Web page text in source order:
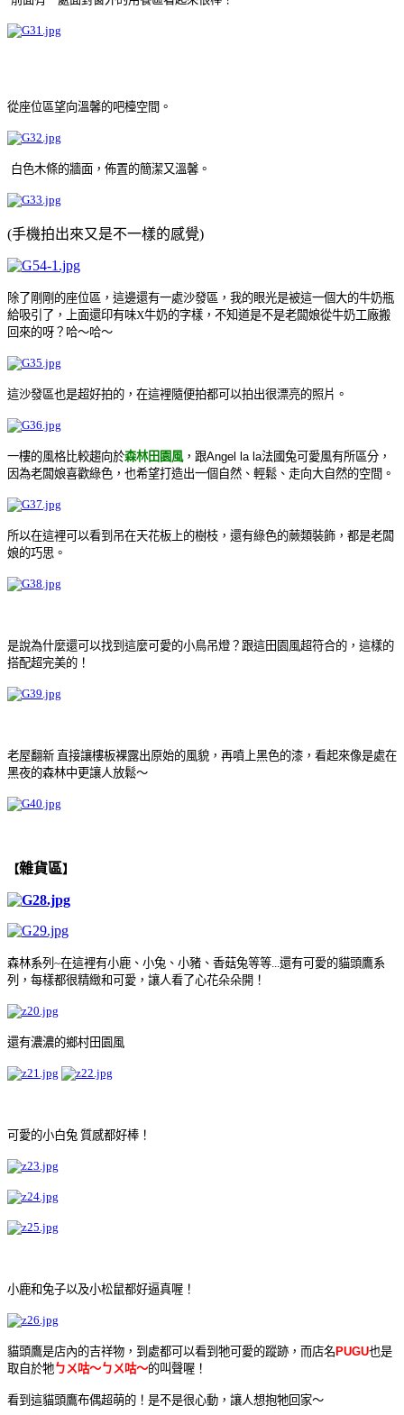
從座位區望向溫馨的吧檯空間 。
白色木條的牆面，佈置的簡潔又溫馨 。
(手機拍出來又是不一樣的感覺)
除了剛剛的座位區，這邊還有一處沙發區，我的眼光是被這一個大的牛奶瓶
給吸引了，上面還印有味X牛奶的字樣，不知道是不是老闆娘從牛奶工廠搬
回來的呀？哈～哈～
這沙發區也是超好拍的，在這裡隨便拍都可以拍出很漂亮的照片 。
一樓的風格比較趨向於森林田園風 ，跟Angel la la法國兔可愛風有所區分，
因為老闆娘喜歡綠色，也希望打造出一個自然 、 輕鬆 、 走向大自然的空間 。
所以在這裡可以看到吊在天花板上的樹枝，還有綠色的蕨類裝飾，都是老闆
娘的巧思 。
是說為什麼還可以找到這麼可愛的小鳥吊燈？跟這田園風超符合的，這樣的
搭配超完美的！
老屋翻新 直接讓樓板裸露出原始的風貌，再噴上黑色的漆，看起來像是處在
黑夜的森林中更讓人放鬆～
【雜貨區】
森林系列~在這裡有小鹿 、 小兔 、 小豬 、 香菇兔等等...還有可愛的貓頭鷹系
列，每樣都很精緻和可愛，讓人看了心花朵朵開！
還有濃濃的鄉村田園風
可愛的小白兔 質感都好棒！
小鹿和兔子以及小松鼠都好逼真喔！
貓頭鷹是店內的吉祥物，到處都可以看到牠可愛的蹤跡，而店名 PUGU也是
取自於牠ㄅㄨ咕～ㄅㄨ咕～的叫聲喔！
看到這貓頭鷹布偶超萌的！ 是不是很心動，讓人想抱牠回家～